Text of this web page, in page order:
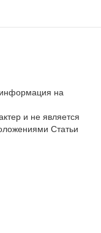
на
и не является
Статьи